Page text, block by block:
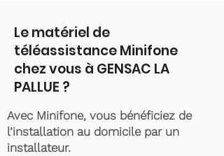
Le matériel de
téléassistance Minifone
chez vous à GENSAC LA
PALLUE ?
Avec Minifone, vous bénéficiez de
l’installation au domicile par un
installateur.